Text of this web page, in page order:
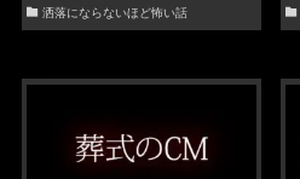
洒落にならないほど怖い話